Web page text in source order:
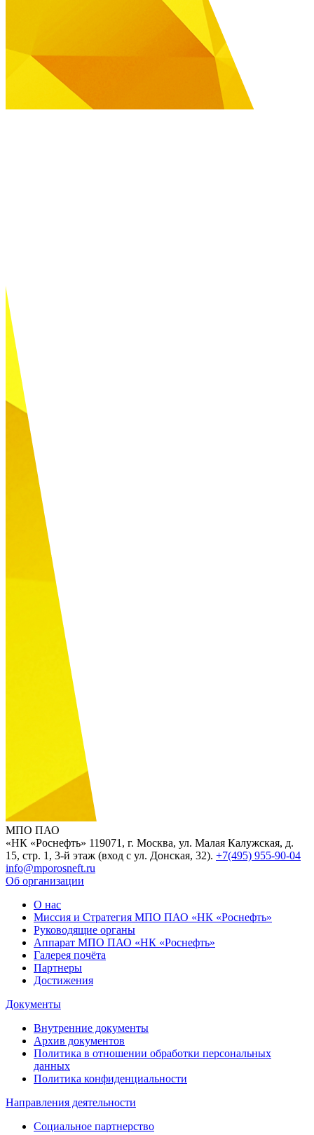
МПО ПАО
«НК «Роснефть» 119071, г. Москва, ул. Малая Калужская, д.
15, стр. 1, 3-й этаж (вход с ул. Донская, 32). +7(495) 955-90-04
info@mporosneft.ru
Об организации
О нас
Миссия и Стратегия МПО ПАО «НК «Роснефть»
Руководящие органы
Аппарат МПО ПАО «НК «Роснефть»
Галерея почёта
Партнеры
Достижения
Документы
Внутренние документы
Архив документов
Политика в отношении обработки персональных
данных
Политика конфиденциальности
Направления деятельности
Социальное партнерство